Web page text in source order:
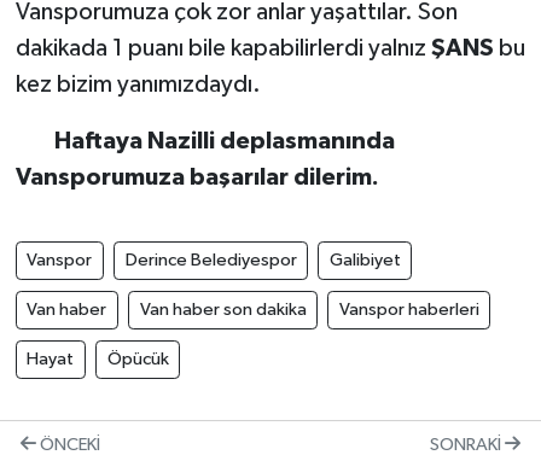
Vansporumuza çok zor anlar yaşattılar. Son
dakikada 1 puanı bile kapabilirlerdi yalnız ŞANS bu
kez bizim yanımızdaydı.
Haftaya Nazilli deplasmanında
Vansporumuza başarılar dilerim.
Vanspor Derince Belediyespor Galibiyet
Van haber Van haber son dakika Vanspor haberleri
Hayat Öpücük
ÖNCEKI SONRAKI